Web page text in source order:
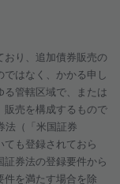
おり、追加債券販売の
はなく、かかる申し
る管轄区域で、または
販売を構成するもので
法（「米国証券
も登録されておら
券法の登録要件から
件を満たす場合を除